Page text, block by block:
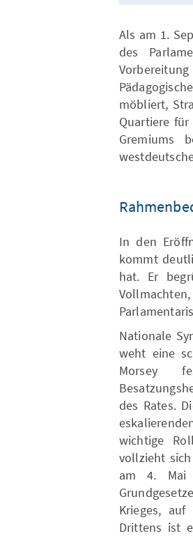
Als am 1.
des
möbliert,
Quartiere
Gremiums
In den
kommt
hat. Er
Nationale
weht eine
Morsey
des Rates.
wichtige
vollzieht
am 4. Mai
Krieges,
Drittens ist